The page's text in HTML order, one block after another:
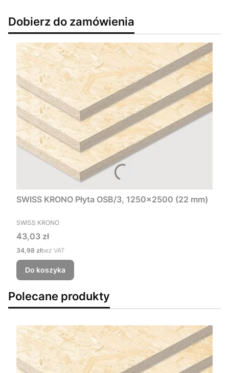
Dobierz do zamówienia
SWISS KRONO Płyta OSB/3, 1250x2500 (22 mm)
PRODUCENT
SWISS KRONO
Cena
43,03 zł
Cena
34,98 złbez VAT
Do koszyka
Polecane produkty